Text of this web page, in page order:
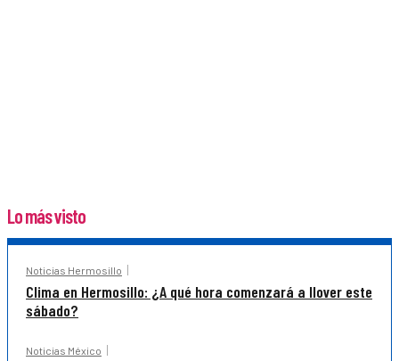
Lo más visto
Noticias Hermosillo
Clima en Hermosillo: ¿A qué hora comenzará a llover este
sábado?
Noticias México